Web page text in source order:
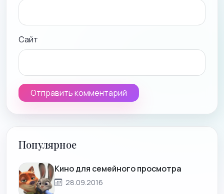
Сайт
Популярное
Кино для семейного просмотра
28.09.2016